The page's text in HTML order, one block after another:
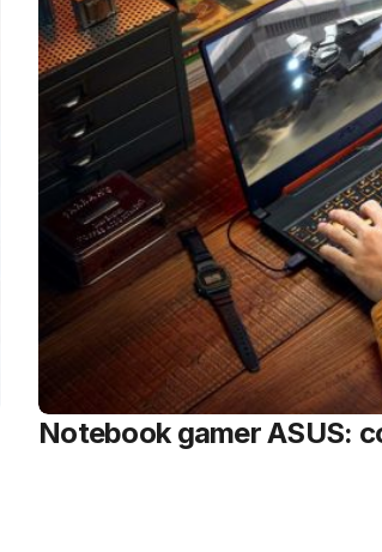
Notebook gamer ASUS: